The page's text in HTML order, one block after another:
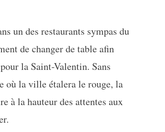
un des restaurants sympas du
de changer de table afin
la Saint-Valentin. Sans
où la ville étalera le rouge, la
à la hauteur des attentes aux